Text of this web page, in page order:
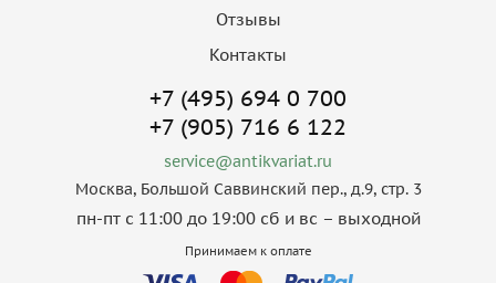
Отзывы
Контакты
+7 (495) 694 0 700
+7 (905) 716 6 122
service@antikvariat.ru
Москва, Большой Саввинский пер., д.9, стр. 3
пн-пт с 11:00 до 19:00 сб и вс – выходной
Принимаем к оплате